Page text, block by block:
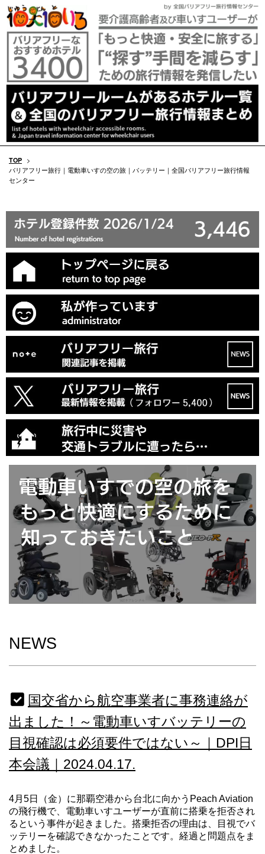
TOP >
バリアフリー旅行｜電動車いすの空の旅｜バッテリー｜全国バリアフリー旅行情報
センター
NEWS
国交省から航空事業者に事務連絡が
出ました！～電動車いすバッテリーの
目視確認は必須要件ではない～｜DPI日
本会議｜2024.04.17.
4月5日（金）に那覇空港から台北に向かうPeach Aviation
の飛行機で、電動車いすユーザーが直前に搭乗を拒否され
るという事件が起きました。搭乗拒否の理由は、目視でバ
ッテリーを確認できなかったことです。経過と問題点をま
とめました。